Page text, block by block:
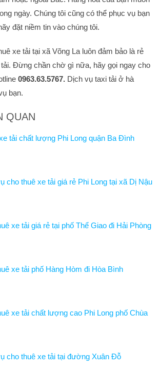
ngày. Chúng tôi cũng có thể phục vụ bạn
đặt niềm tin vào chúng tôi.
xe tải tại xã Võng La luôn đảm bảo là rẻ
Đừng chần chờ gì nữa, hãy gọi ngay cho
0963.63.5767. Dịch vụ taxi tải ở hà
bạn.
QUAN
tải chất lượng Phi Long quận Ba Đình
cho thuê xe tải giá rẻ Phi Long tại xã Dị Nậu
xe tải giá rẻ tại phố Thể Giao đi Hải Phòng
xe tải phố Hàng Hòm đi Hòa Bình
xe tải chất lượng cao Phi Long phố Chùa
cho thuê xe tải tại đường Xuân Đỗ